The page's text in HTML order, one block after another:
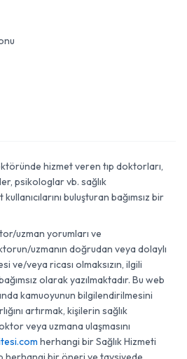
hizmet veren tıp doktorları,
psikologlar vb. sağlık
buluşturan bağımsız bir
uzman yorumları ve
uzmanın doğrudan veya dolaylı
ve/veya ricası olmaksızın, ilgili
olarak yazılmaktadır. Bu web
kamuoyunun bilgilendirilmesini
artırmak, kişilerin sağlık
veya uzmana ulaşmasını
herhangi bir Sağlık Hizmeti